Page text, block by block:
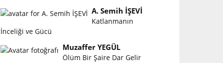
A. Semih İŞEVİ
Katlanmanın
İnceliği ve Gücü
Muzaffer YEGÜL
Ölüm Bir Şaire Dar Gelir